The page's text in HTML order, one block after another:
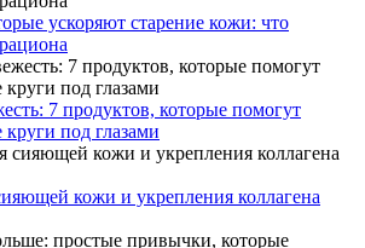
ускоряют старение кожи: что
7 продуктов, которые помогут
под глазами
кожи и укрепления коллагена